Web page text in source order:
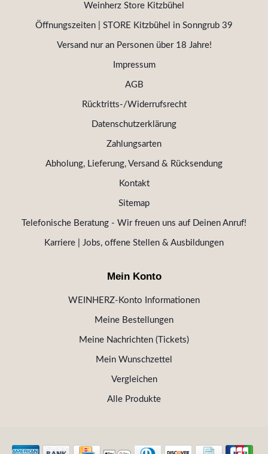
Weinherz Store Kitzbühel
Öffnungszeiten | STORE Kitzbühel in Sonngrub 39
Versand nur an Personen über 18 Jahre!
Impressum
AGB
Rücktritts-/Widerrufsrecht
Datenschutzerklärung
Zahlungsarten
Abholung, Lieferung, Versand & Rücksendung
Kontakt
Sitemap
Telefonische Beratung - Wir freuen uns auf Deinen Anruf!
Karriere | Jobs, offene Stellen & Ausbildungen
Mein Konto
WEINHERZ-Konto Informationen
Meine Bestellungen
Meine Nachrichten (Tickets)
Mein Wunschzettel
Vergleichen
Alle Produkte